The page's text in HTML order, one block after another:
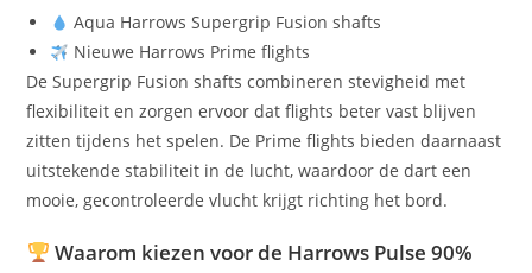
Aqua Harrows Supergrip Fusion shafts
Nieuwe Harrows Prime flights
De Supergrip Fusion shafts combineren stevigheid met
flexibiliteit en zorgen ervoor dat flights beter vast blijven
zitten tijdens het spelen. De Prime flights bieden daarnaast
uitstekende stabiliteit in de lucht, waardoor de dart een
mooie, gecontroleerde vlucht krijgt richting het bord.
Waarom kiezen voor de Harrows Pulse 90%